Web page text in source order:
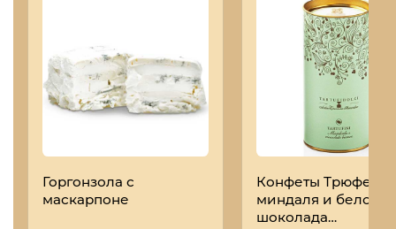
Горгонзола с
маскарпоне
Конфеты Трюфель
миндаля и белого
шоколада